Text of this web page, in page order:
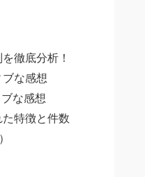
徹底分析！
な感想
な感想
特徴と件数